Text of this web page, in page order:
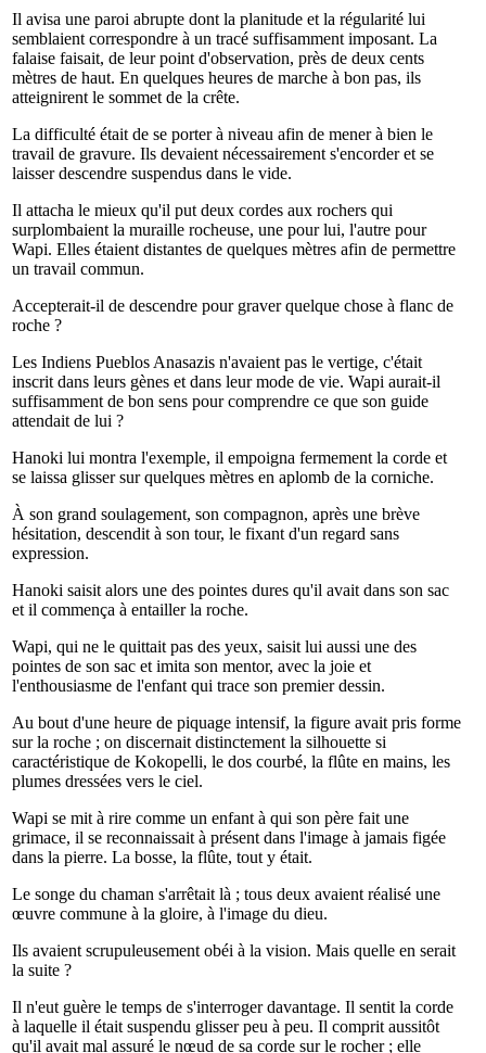
Il avisa une paroi abrupte dont la planitude et la régularité lui
semblaient correspondre à un tracé suffisamment imposant. La
falaise faisait, de leur point d'observation, près de deux cents
mètres de haut. En quelques heures de marche à bon pas, ils
atteignirent le sommet de la crête.
La difficulté était de se porter à niveau afin de mener à bien le
travail de gravure. Ils devaient nécessairement s'encorder et se
laisser descendre suspendus dans le vide.
Il attacha le mieux qu'il put deux cordes aux rochers qui
surplombaient la muraille rocheuse, une pour lui, l'autre pour
Wapi. Elles étaient distantes de quelques mètres afin de permettre
un travail commun.
Accepterait-il de descendre pour graver quelque chose à flanc de
roche ?
Les Indiens Pueblos Anasazis n'avaient pas le vertige, c'était
inscrit dans leurs gènes et dans leur mode de vie. Wapi aurait-il
suffisamment de bon sens pour comprendre ce que son guide
attendait de lui ?
Hanoki lui montra l'exemple, il empoigna fermement la corde et
se laissa glisser sur quelques mètres en aplomb de la corniche.
À son grand soulagement, son compagnon, après une brève
hésitation, descendit à son tour, le fixant d'un regard sans
expression.
Hanoki saisit alors une des pointes dures qu'il avait dans son sac
et il commença à entailler la roche.
Wapi, qui ne le quittait pas des yeux, saisit lui aussi une des
pointes de son sac et imita son mentor, avec la joie et
l'enthousiasme de l'enfant qui trace son premier dessin.
Au bout d'une heure de piquage intensif, la figure avait pris forme
sur la roche ; on discernait distinctement la silhouette si
caractéristique de Kokopelli, le dos courbé, la flûte en mains, les
plumes dressées vers le ciel.
Wapi se mit à rire comme un enfant à qui son père fait une
grimace, il se reconnaissait à présent dans l'image à jamais figée
dans la pierre. La bosse, la flûte, tout y était.
Le songe du chaman s'arrêtait là ; tous deux avaient réalisé une
œuvre commune à la gloire, à l'image du dieu.
Ils avaient scrupuleusement obéi à la vision. Mais quelle en serait
la suite ?
Il n'eut guère le temps de s'interroger davantage. Il sentit la corde
à laquelle il était suspendu glisser peu à peu. Il comprit aussitôt
qu'il avait mal assuré le nœud de sa corde sur le rocher ; elle